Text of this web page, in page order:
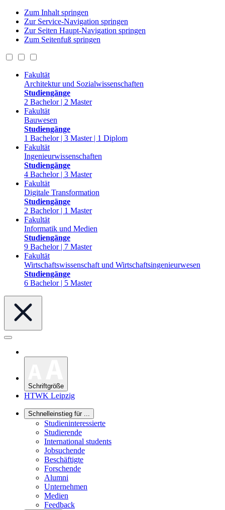
Zum Inhalt springen
Zur Service-Navigation springen
Zur Seiten Haupt-Navigation springen
Zum Seitenfuß springen
Fakultät
Architektur und Sozialwissenschaften
Studiengänge
2 Bachelor | 2 Master
Fakultät
Bauwesen
Studiengänge
1 Bachelor | 3 Master | 1 Diplom
Fakultät
Ingenieurwissenschaften
Studiengänge
4 Bachelor | 3 Master
Fakultät
Digitale Transformation
Studiengänge
2 Bachelor | 1 Master
Fakultät
Informatik und Medien
Studiengänge
9 Bachelor | 7 Master
Fakultät
Wirtschaftswissenschaft und Wirtschaftsingenieurwesen
Studiengänge
6 Bachelor | 5 Master
Schriftgröße
HTWK Leipzig
Schnelleinstieg für ...
Studieninteressierte
Studierende
International students
Jobsuchende
Beschäftigte
Forschende
Alumni
Unternehmen
Medien
Feedback